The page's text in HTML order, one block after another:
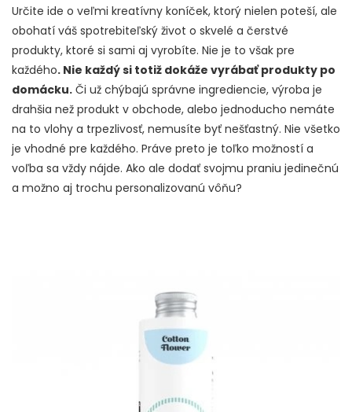
Určite ide o veľmi kreatívny koníček, ktorý nielen poteší, ale
obohatí váš spotrebiteľský život o skvelé a čerstvé
produkty, ktoré si sami aj vyrobíte. Nie je to však pre
každého. Nie každý si totiž dokáže vyrábať produkty po
domácku. Či už chýbajú správne ingrediencie, výroba je
drahšia než produkt v obchode, alebo jednoducho nemáte
na to vlohy a trpezlivosť, nemusíte byť nešťastný. Nie všetko
je vhodné pre každého. Práve preto je toľko možností a
voľba sa vždy nájde. Ako ale dodať svojmu praniu jedinečnú
a možno aj trochu personalizovanú vôňu?